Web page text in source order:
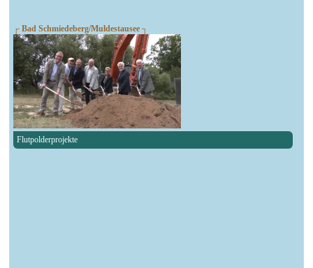
┌ Bad Schmiedeberg/Muldestausee ┐
Flutpolderprojekte